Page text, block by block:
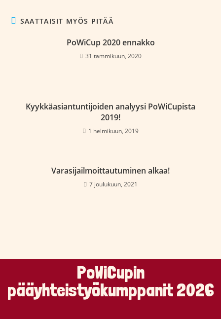
SAATTAISIT MYÖS PITÄÄ
PoWiCup 2020 ennakko
31 tammikuun, 2020
Kyykkäasiantuntijoiden analyysi PoWiCupista
2019!
1 helmikuun, 2019
Varasijailmoittautuminen alkaa!
7 joulukuun, 2021
PoWiCupin
pääyhteistyökumppanit 2026